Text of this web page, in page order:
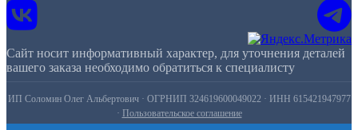
Сайт носит информативный характер, для уточнения деталей
вашего заказа необходимо обратиться к специалисту
ИП Соломин Олег Альбертович · ОГРНИП 324619600049022 · ИНН 615421947977
· Пользовательское соглашение